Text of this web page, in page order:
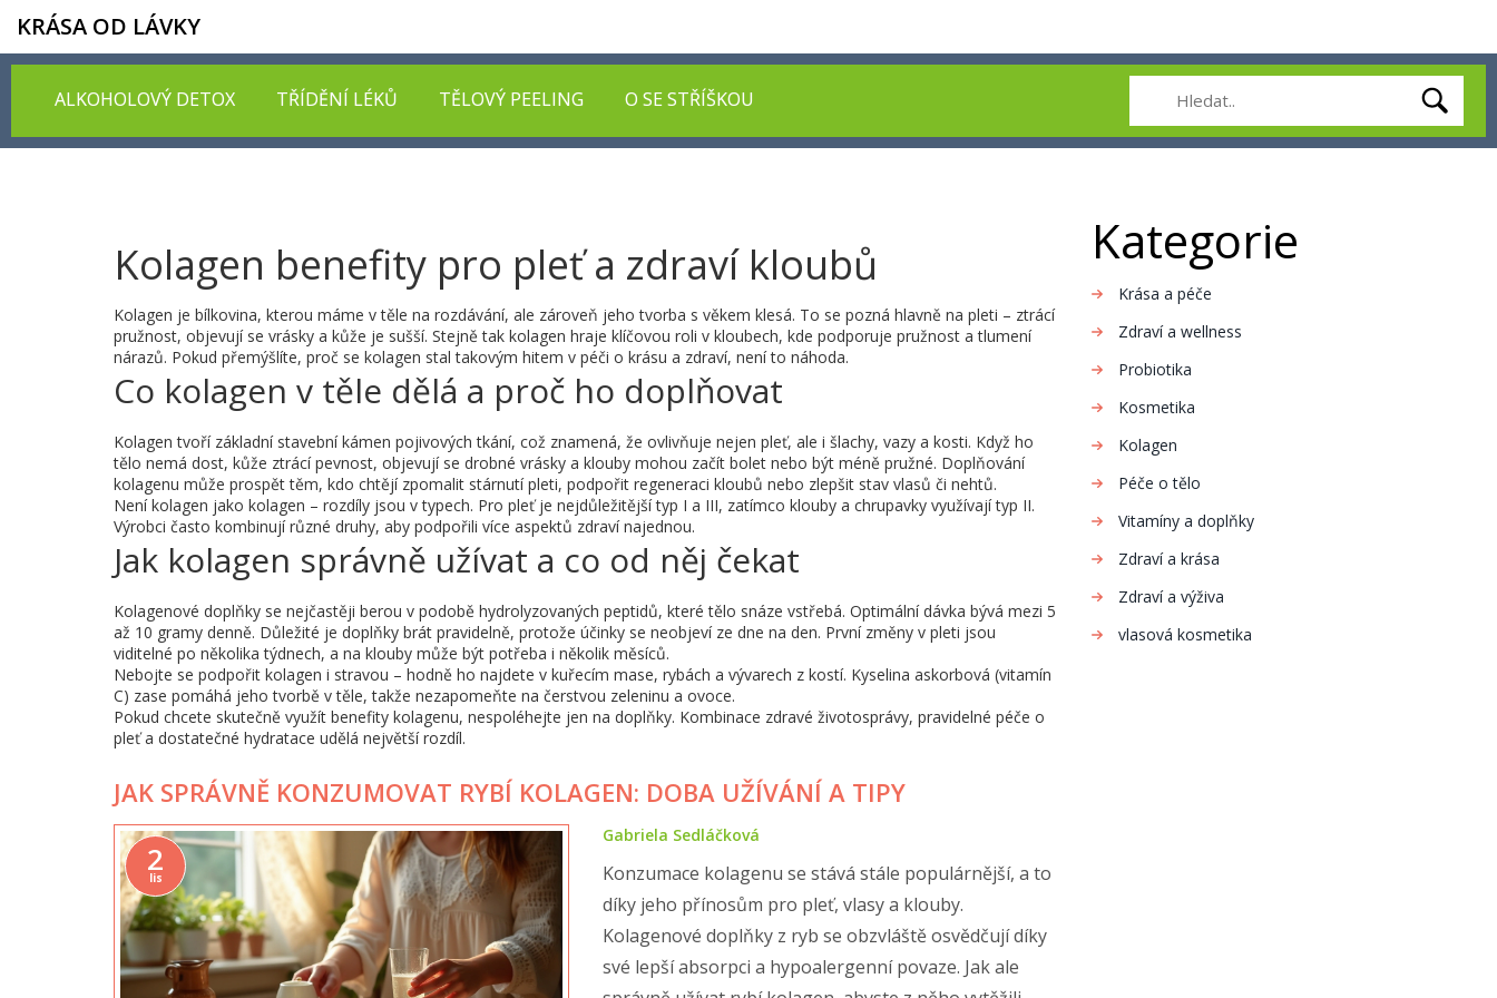
KRÁSA OD LÁVKY
ALKOHOLOVÝ DETOX TŘÍDĚNÍ LÉKŮ TĚLOVÝ PEELING O SE STŘÍŠKOU
Kolagen benefity pro pleť a zdraví kloubů
Kolagen je bílkovina, kterou máme v těle na rozdávání, ale zároveň jeho tvorba s věkem klesá. To se pozná hlavně na pleti – ztrácí
pružnost, objevují se vrásky a kůže je sušší. Stejně tak kolagen hraje klíčovou roli v kloubech, kde podporuje pružnost a tlumení
nárazů. Pokud přemýšlíte, proč se kolagen stal takovým hitem v péči o krásu a zdraví, není to náhoda.
Co kolagen v těle dělá a proč ho doplňovat
Kolagen tvoří základní stavební kámen pojivových tkání, což znamená, že ovlivňuje nejen pleť, ale i šlachy, vazy a kosti. Když ho
tělo nemá dost, kůže ztrácí pevnost, objevují se drobné vrásky a klouby mohou začít bolet nebo být méně pružné. Doplňování
kolagenu může prospět těm, kdo chtějí zpomalit stárnutí pleti, podpořit regeneraci kloubů nebo zlepšit stav vlasů či nehtů.
Není kolagen jako kolagen – rozdíly jsou v typech. Pro pleť je nejdůležitější typ I a III, zatímco klouby a chrupavky využívají typ II.
Výrobci často kombinují různé druhy, aby podpořili více aspektů zdraví najednou.
Jak kolagen správně užívat a co od něj čekat
Kolagenové doplňky se nejčastěji berou v podobě hydrolyzovaných peptidů, které tělo snáze vstřebá. Optimální dávka bývá mezi 5
až 10 gramy denně. Důležité je doplňky brát pravidelně, protože účinky se neobjeví ze dne na den. První změny v pleti jsou
viditelné po několika týdnech, a na klouby může být potřeba i několik měsíců.
Nebojte se podpořit kolagen i stravou – hodně ho najdete v kuřecím mase, rybách a vývarech z kostí. Kyselina askorbová (vitamín
C) zase pomáhá jeho tvorbě v těle, takže nezapomeňte na čerstvou zeleninu a ovoce.
Pokud chcete skutečně využít benefity kolagenu, nespoléhejte jen na doplňky. Kombinace zdravé životosprávy, pravidelné péče o
pleť a dostatečné hydratace udělá největší rozdíl.
JAK SPRÁVNĚ KONZUMOVAT RYBÍ KOLAGEN: DOBA UŽÍVÁNÍ A TIPY
2
lis
Gabriela Sedláčková
Konzumace kolagenu se stává stále populárnější, a to
díky jeho přínosům pro pleť, vlasy a klouby.
Kolagenové doplňky z ryb se obzvláště osvědčují díky
své lepší absorpci a hypoalergenní povaze. Jak ale
Kategorie
Krása a péče
Zdraví a wellness
Probiotika
Kosmetika
Kolagen
Péče o tělo
Vitamíny a doplňky
Zdraví a krása
Zdraví a výživa
vlasová kosmetika